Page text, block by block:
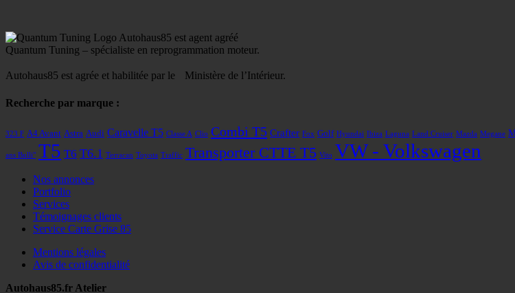
Autohaus85 est agent agréé
Quantum Tuning – spécialiste en reprogrammation moteur.
Autohaus85 est agrée et habilitée par le Ministère de l’Intérieur.
Recherche par marque :
323 F A4 Avant Astra Audi Caravelle T5 Classe A Clio Combi T5 Crafter Fox Golf Hyundai Ibiza Laguna Land Cruiser Mazda Megane
ans Bulli" T5 T6 T6.1 Terracan Toyota Traffic Transporter CTTE T5 Vito VW - Volkswagen
Nos annonces
Portfolio
Services
Témoignages clients
Service Carte Grise 85
Mentions légales
Avis de confidentialité
Autohaus85.fr Atelier